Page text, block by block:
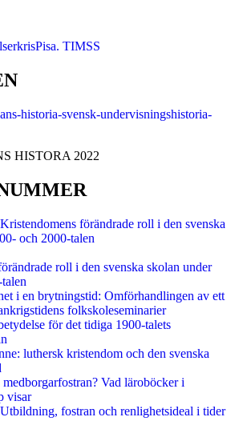
krisPisa. TIMSS
HISTORA 2022
förändrade roll i den svenska
och 2000-talen
roll i den svenska skolan under
i en brytningstid: Omförhandlingen av ett
folkskoleseminarier
för det tidiga 1900-talets
luthersk kristendom och den svenska
Vad läroböcker i
visar
fostran och renlighetsideal i tider